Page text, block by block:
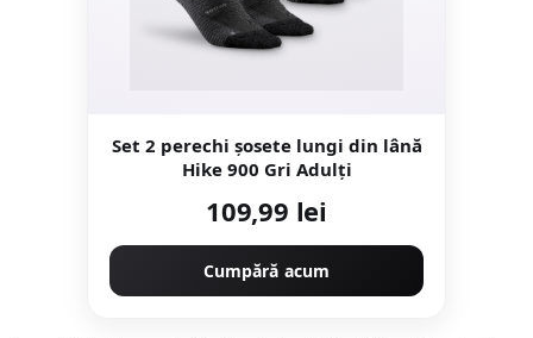
Set 2 perechi șosete lungi din lână
Hike 900 Gri Adulți
109,99 lei
Cumpără acum